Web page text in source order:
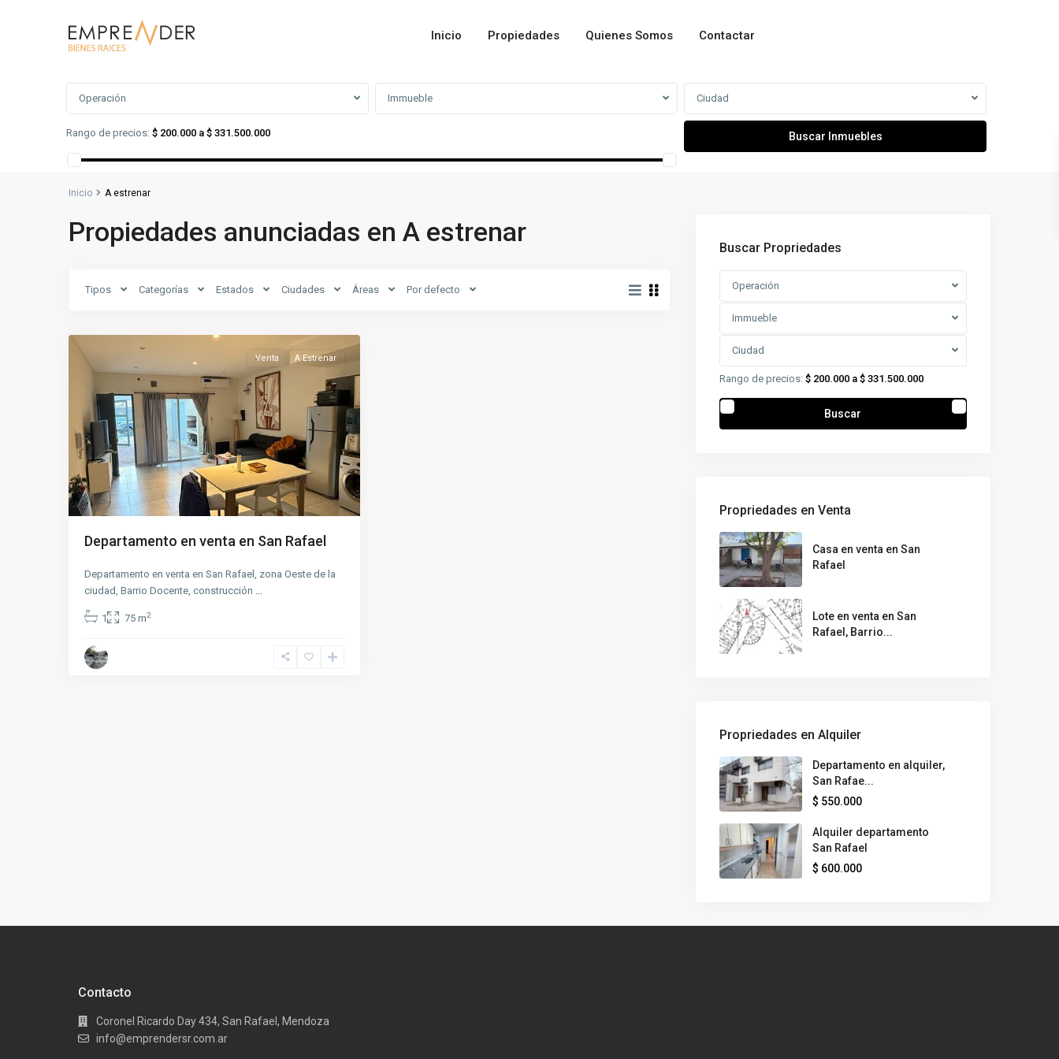
Inicio Propiedades Quienes Somos
Contactar
Búsqueda Avanzada
Operación Immueble Ciudad
Rango de precios: $ 200.000 a $ 331.500.000
Inicio A estrenar
Propiedades anunciadas en A estrenar
Tipos Categorías Estados Ciudades Áreas Por defecto
Docente
Venta A Estrenar
Departamento en venta en San Rafael
Departamento en venta en San Rafael, zona Oeste de la
ciudad, Barrio Docente, construcción ...
1 75 m2
Buscar Propriedades
Operación
Immueble
Ciudad
Rango de precios: $ 200.000 a $ 331.500.000
Buscar
Propriedades en Venta
Casa en venta en San
Rafael
Lote en venta en San
Rafael, Barrio...
Propriedades en Alquiler
Departamento en alquiler,
San Rafae...
$ 550.000
Alquiler departamento
San Rafael
$ 600.000
Contacto
Coronel Ricardo Day 434, San Rafael, Mendoza
info@emprendersr.com.ar